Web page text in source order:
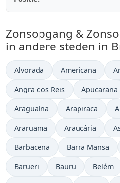
Zonsopgang &
in andere steden in
Alvorada Americana
Angra dos Reis Apucarana
Araguaína Arapiraca
Araruama Araucária
Barbacena Barra Mansa
Barueri Bauru Belém